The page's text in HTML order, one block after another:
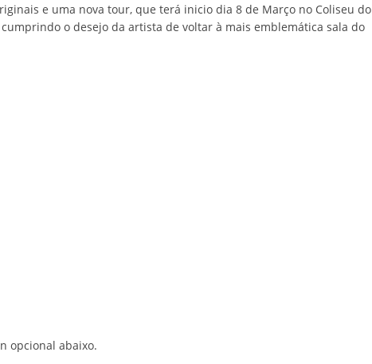
e uma nova tour, que terá inicio dia 8 de Março no Coliseu do
o desejo da artista de voltar à mais emblemática sala do
opcional abaixo.